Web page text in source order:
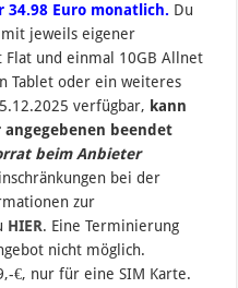
34.98 Euro monatlich. Du
jeweils eigener
und einmal 10GB Allnet
Tablet oder ein weiteres
verfügbar, kann
beendet
beim Anbieter
bei der
zur
HIER. Eine Terminierung
nicht möglich.
€, nur für eine SIM Karte.